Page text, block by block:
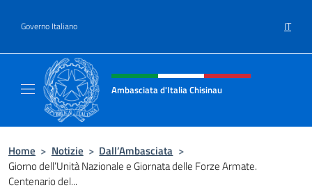
Governo Italiano IT
Intestazione sito, social e menù
Ambasciata d'Italia Chisinau
Home > Notizie > Dall’Ambasciata >
Giorno dell’Unità Nazionale e Giornata delle Forze Armate.
Centenario del...